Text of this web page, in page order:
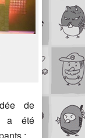
de
a été
: